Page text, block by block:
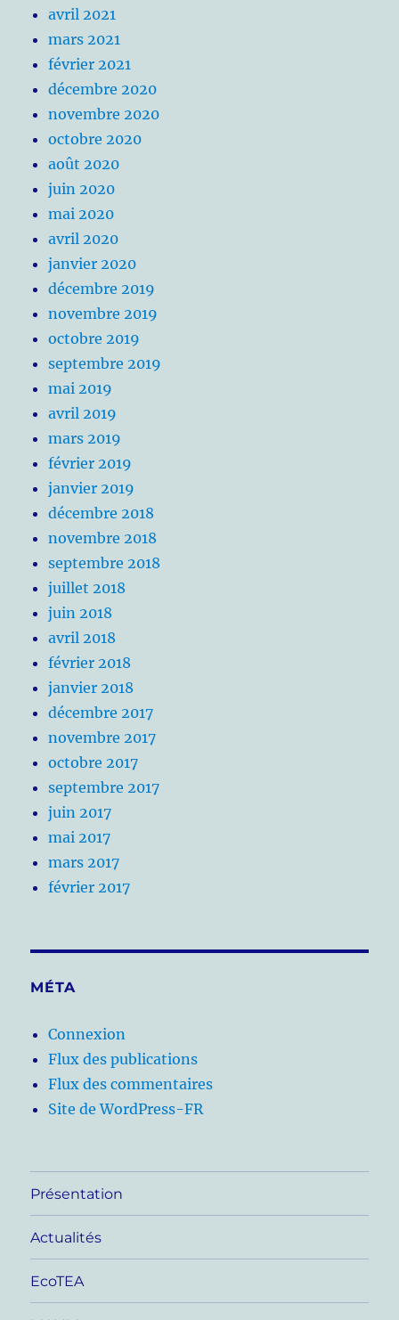
avril 2021
mars 2021
février 2021
décembre 2020
novembre 2020
octobre 2020
août 2020
juin 2020
mai 2020
avril 2020
janvier 2020
décembre 2019
novembre 2019
octobre 2019
septembre 2019
mai 2019
avril 2019
mars 2019
février 2019
janvier 2019
décembre 2018
novembre 2018
septembre 2018
juillet 2018
juin 2018
avril 2018
février 2018
janvier 2018
décembre 2017
novembre 2017
octobre 2017
septembre 2017
juin 2017
mai 2017
mars 2017
février 2017
MÉTA
Connexion
Flux des publications
Flux des commentaires
Site de WordPress-FR
Présentation
Actualités
EcoTEA